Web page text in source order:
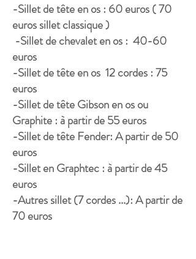
-Sillet de tête en os : 60 euros ( 70
euros sillet classique )
-Sillet de chevalet en os : 40-60
euros
-Sillet detête en os 12 cordes : 75
euros
-Sillet de têteGibson en os ou
Graphite : à partir de 55 euros
-Sillet de tête Fender: A partir de 50
euros
-Sillet en Graphtec : à partir de 45
euros
-Autres sillet (7 cordes ...): A partir de
70 euros